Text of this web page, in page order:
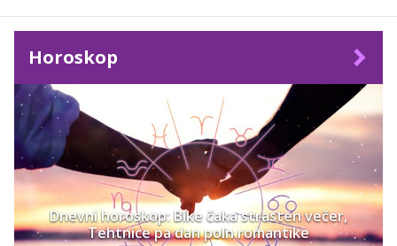
Horoskop
Dnevni horoskop: Bike čaka strasten večer,
Tehtnice pa dan poln romantike